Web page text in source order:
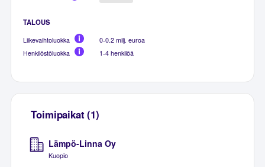
TALOUS
Liikevaihtoluokka
0-0.2 milj. euroa
Henkilöstöluokka
1-4 henkilöä
Toimipaikat (1)
Lämpö-Linna Oy
Kuopio